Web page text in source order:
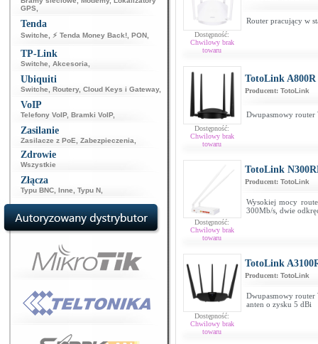
GPS
Tenda
Switche ⚡ Tenda Money Back! PON
TP-Link
Switche Akcesoria
Ubiquiti
Switche Routery, Cloud Keys i Gateway,
VoIP
Telefony VoIP, Bramki VoIP,
Zasilanie
Zasilacze z PoE Zabezpieczenia
Zdrowie
Wszystkie
Złącza
Typu BNC Inne Typu N
Dostępność:
Chwilowy brak
towaru
Router pracujący w
Dostępność:
Chwilowy brak
towaru
TotoLink A800R
Producent: TotoLink
Dwupasmowy
Dostępność:
Chwilowy brak
towaru
TotoLink
Producent: TotoLink
Wysokiej mocy
300Mb/s, dwie
Dostępność:
Chwilowy brak
towaru
TotoLink
Producent: TotoLink
Dwupasmowy
anten o zysku 5 dBi